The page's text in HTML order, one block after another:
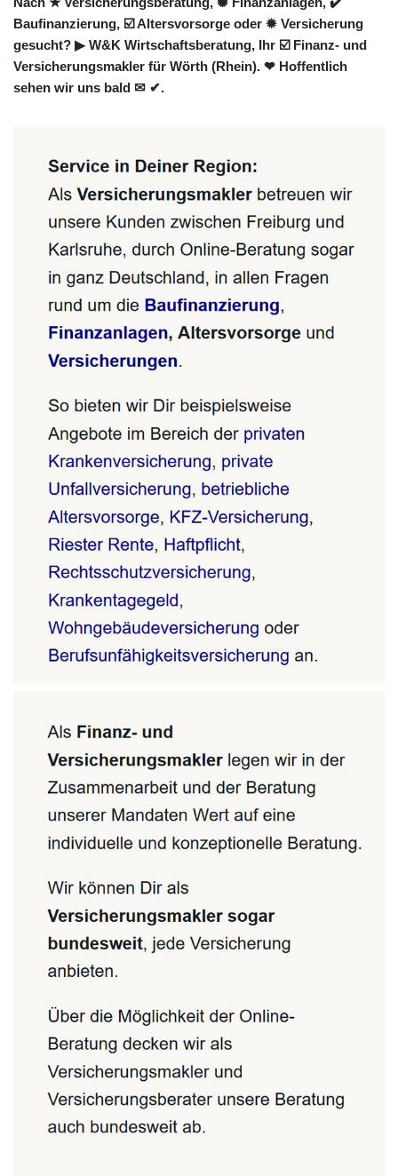
Baufinanzierung, ☑️ Altersvorsorge oder ✹ Versicherung
gesucht? ▶︎ W&K Wirtschaftsberatung, Ihr ☑️ Finanz- und
Versicherungsmakler für Wörth (Rhein). ❤ Hoffentlich
sehen wir uns bald ✉ ✔.